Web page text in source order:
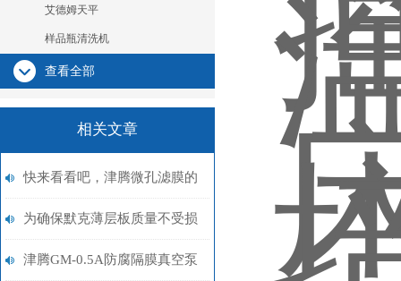
艾德姆天平
样品瓶清洗机
查看全部
相关文章
快来看看吧，津腾微孔滤膜的
这些细节你是否都知道了
为确保默克薄层板质量不受损
存放时需注意这些事项
津腾GM-0.5A防腐隔膜真空泵